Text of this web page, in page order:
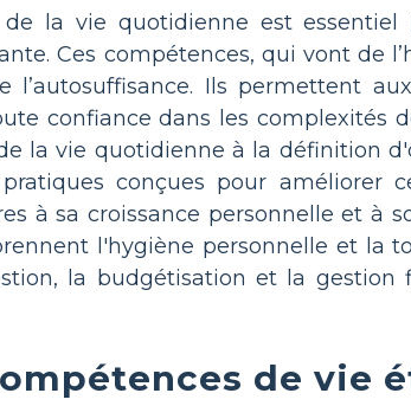
de la vie quotidienne est
Ces compétences, qui vont de
l’autosuffisance. Ils permettent
confiance dans les complexités
la vie quotidienne à la définition
conçues pour améliorer
à sa croissance personnelle et à
l'hygiène personnelle et la
la budgétisation et la
de vie